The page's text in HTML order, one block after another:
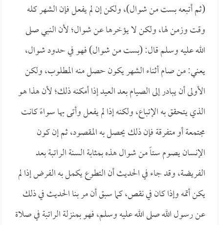
(ثم أتبعه بست من شوال)، ولكن إن لم يفعل فإن الشهر كله
وقت وزمن لها، ولكن لا يؤخرها عن شوال؛ لأن النبي صلى
الله عليه وسلم قال: (بست من شوال) فهو في حدود شوال،
يعني: من صام أثناء الشهر يكون حصل منه المطلوب، ولكن
الأولى أن يبادر إلى الصيام بعد العيد إذا أمكنه ذلك؛ لأن هذا هو
الذي يتحقق به الإتباع، ولكنه إذا لم يفعل وأتى بها سواءً كانت
مجتمعة أو متفرقة فإن ذلك يحصل به المقصود، ثم إن كون
الإنسان يصوم ستاً من شوال هذه بمثابة السنة الراتبة بعد
الفريضة، وقد جاء في الحديث أن التطوع يكمل به الفرض إذا لم
يكن أتمه وإذا كان في نقص، كما سبق أن مر بنا الحديث في ذلك
عن رسول الله صلى الله عليه وسلم، فهو بمنزلة الراتبة في صلاة